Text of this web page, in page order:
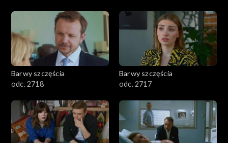
Barwy szczęścia
odc. 2718
Barwy szczęścia
odc. 2717